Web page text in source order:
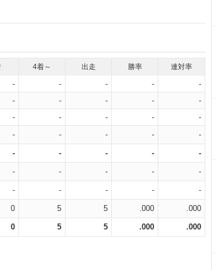
4着～ 出走 勝率 連対率
- - - -
-
- - - -
-
- - - -
-
- - - - -
- - - - -
- - - - -
- - - - -
0 5 5 .000 .000
0 5 5 .000 .000